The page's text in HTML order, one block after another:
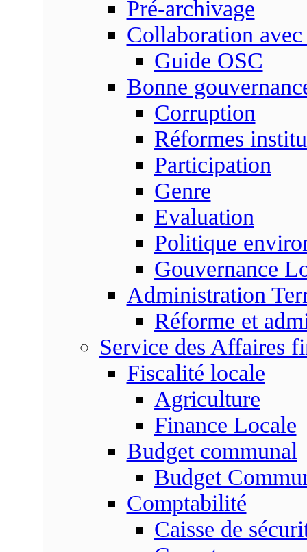
Pré-archivage
Collaboration
Guide OSC
Bonne
Corruption
Réformes
Participation
Genre
Evaluation
Politique
Gouvernance
Administration
Réforme et
Service des Affaires
Fiscalité locale
Agriculture
Finance Locale
Budget communal
Budget
Comptabilité
Caisse de